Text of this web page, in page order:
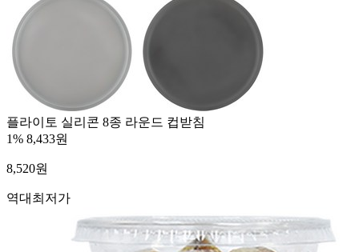
플라이토 실리콘 8종 라운드 컵받침
1% 8,433원
8,520원
역대최저가